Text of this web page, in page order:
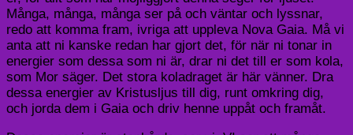
Många, många, många ser på och väntar och lyssnar,
redo att komma fram, ivriga att uppleva Nova Gaia. Må vi
anta att ni kanske redan har gjort det, för när ni tonar in
energier som dessa som ni är, drar ni det till er som kola,
som Mor säger. Det stora koladraget är här vänner. Dra
dessa energier av Kristusljus till dig, runt omkring dig,
och jorda dem i Gaia och driv henne uppåt och framåt.